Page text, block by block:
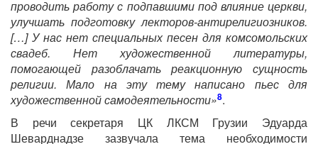
проводить работу с подпавшими под влияние церкви,
улучшать подготовку лекторов-антирелигиозников.
[…] У нас нет специальных песен для комсомольских
свадеб. Нет художественной литературы,
помогающей разоблачать реакционную сущность
религии. Мало на эту тему написано пьес для
художественной самодеятельности»8.
В речи секретаря ЦК ЛКСМ Грузии Эдуарда
Шеварднадзе зазвучала тема необходимости